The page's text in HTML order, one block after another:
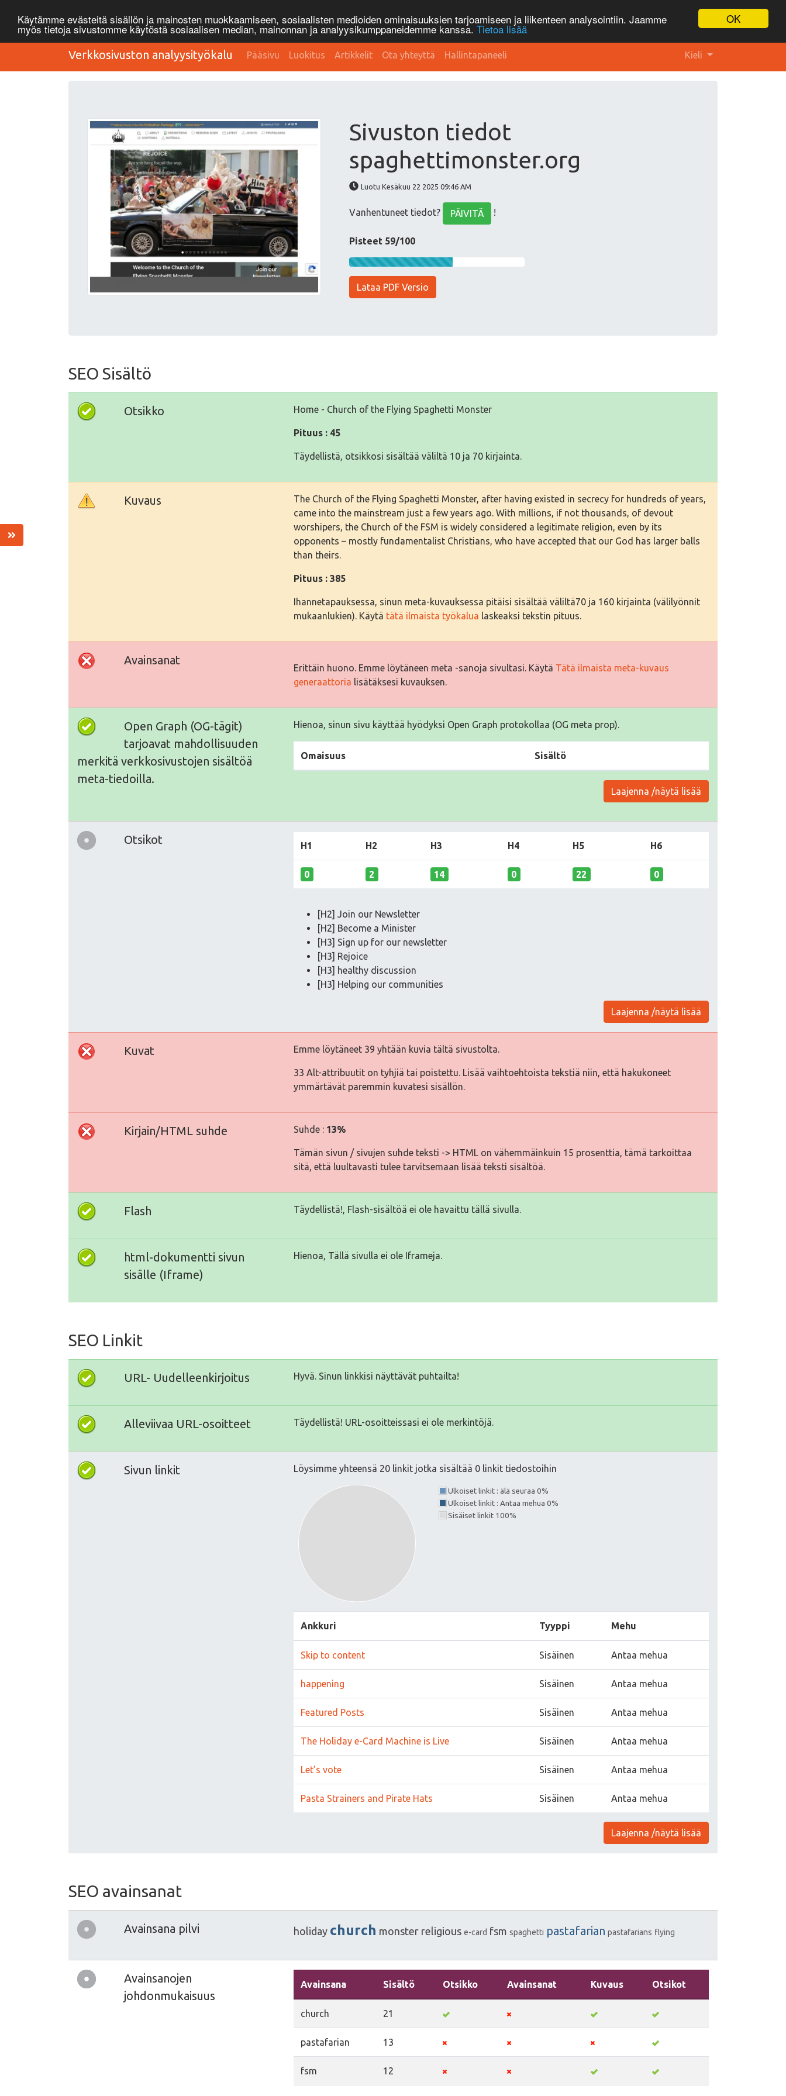
OK
Käytämme evästeitä sisällön ja mainosten muokkaamiseen, sosiaalisten medioiden ominaisuuksien tarjoamiseen ja liikenteen analysointiin. Jaamme
myös tietoja sivustomme käytöstä sosiaalisen median, mainonnan ja analyysikumppaneidemme kanssa. Tietoa lisää
Verkkosivuston analyysityökalu Pääsivu Luokitus Artikkelit Ota yhteyttä Hallintapaneeli Kieli
Sivuston tiedot
spaghettimonster.org
Luotu Kesäkuu 22 2025 09:46 AM
Vanhentuneet tiedot? PÄIVITÄ !
Pisteet 59/100
Lataa PDF Versio
SEO Sisältö
Otsikko Home - Church of the Flying Spaghetti Monster
Pituus : 45
Täydellistä, otsikkosi sisältää väliltä 10 ja 70 kirjainta.
Kuvaus
The Church of the Flying Spaghetti Monster, after having existed in secrecy for hundreds of years,
came into the mainstream just a few years ago. With millions, if not thousands, of devout
worshipers, the Church of the FSM is widely considered a legitimate religion, even by its
opponents – mostly fundamentalist Christians, who have accepted that our God has larger balls
than theirs.
Pituus : 385
Ihannetapauksessa, sinun meta-kuvauksessa pitäisi sisältää väliltä70 ja 160 kirjainta (välilyönnit
mukaanlukien). Käytä tätä ilmaista työkalua laskeaksi tekstin pituus.
Avainsanat
Erittäin huono. Emme löytäneen meta -sanoja sivultasi. Käytä Tätä ilmaista meta-kuvaus
generaattoria lisätäksesi kuvauksen.
Open Graph (OG-tägit)
tarjoavat mahdollisuuden
merkitä verkkosivustojen sisältöä
meta-tiedoilla.
Hienoa, sinun sivu käyttää hyödyksi Open Graph protokollaa (OG meta prop).
Omaisuus Sisältö
Laajenna /näytä lisää
Otsikot H1 H2 H3 H4 H5 H6
0 2 14 0 22 0
[H2] Join our Newsletter
[H2] Become a Minister
[H3] Sign up for our newsletter
[H3] Rejoice
[H3] healthy discussion
[H3] Helping our communities
Laajenna /näytä lisää
Kuvat Emme löytäneet 39 yhtään kuvia tältä sivustolta.
33 Alt-attribuutit on tyhjiä tai poistettu. Lisää vaihtoehtoista tekstiä niin, että hakukoneet
ymmärtävät paremmin kuvatesi sisällön.
Kirjain/HTML suhde Suhde : 13%
Tämän sivun / sivujen suhde teksti -> HTML on vähemmäinkuin 15 prosenttia, tämä tarkoittaa
sitä, että luultavasti tulee tarvitsemaan lisää teksti sisältöä.
Flash Täydellistä!, Flash-sisältöä ei ole havaittu tällä sivulla.
html-dokumentti sivun
sisälle (Iframe)
Hienoa, Tällä sivulla ei ole Iframeja.
SEO Linkit
URL- Uudelleenkirjoitus Hyvä. Sinun linkkisi näyttävät puhtailta!
Alleviivaa URL-osoitteet Täydellistä! URL-osoitteissasi ei ole merkintöjä.
Sivun linkit Löysimme yhteensä 20 linkit jotka sisältää 0 linkit tiedostoihin
Ulkoiset linkit : älä seuraa 0%
Ulkoiset linkit : Antaa mehua 0%
Sisäiset linkit 100%
Ankkuri Tyyppi Mehu
Skip to content Sisäinen Antaa mehua
happening Sisäinen Antaa mehua
Featured Posts Sisäinen Antaa mehua
The Holiday e-Card Machine is Live Sisäinen Antaa mehua
Let’s vote Sisäinen Antaa mehua
Pasta Strainers and Pirate Hats Sisäinen Antaa mehua
Laajenna /näytä lisää
SEO avainsanat
Avainsana pilvi holiday church monster religious e-card fsm spaghetti pastafarian pastafarians flying
Avainsanojen
johdonmukaisuus
Avainsana Sisältö Otsikko Avainsanat Kuvaus Otsikot
church 21
pastafarian 13
fsm 12